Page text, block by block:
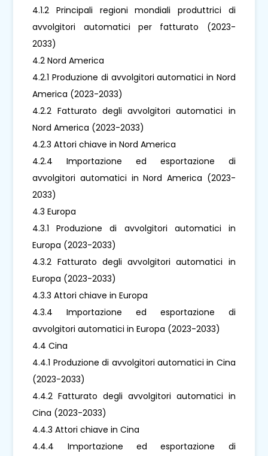
4.1.2 Principali regioni mondiali produttrici di
avvolgitori automatici per fatturato (2023-
2033)
4.2 Nord America
4.2.1 Produzione di avvolgitori automatici in Nord
America (2023-2033)
4.2.2 Fatturato degli avvolgitori automatici in
Nord America (2023-2033)
4.2.3 Attori chiave in Nord America
4.2.4 Importazione ed esportazione di
avvolgitori automatici in Nord America (2023-
2033)
4.3 Europa
4.3.1 Produzione di avvolgitori automatici in
Europa (2023-2033)
4.3.2 Fatturato degli avvolgitori automatici in
Europa (2023-2033)
4.3.3 Attori chiave in Europa
4.3.4 Importazione ed esportazione di
avvolgitori automatici in Europa (2023-2033)
4.4 Cina
4.4.1 Produzione di avvolgitori automatici in Cina
(2023-2033)
4.4.2 Fatturato degli avvolgitori automatici in
Cina (2023-2033)
4.4.3 Attori chiave in Cina
4.4.4 Importazione ed esportazione di